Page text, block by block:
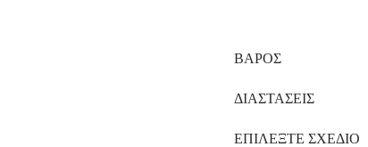
ΒΆΡΟΣ
ΔΙΑΣΤΆΣΕΙΣ
ΕΠΙΛΈΞΤΕ ΣΧΈΔΙΟ